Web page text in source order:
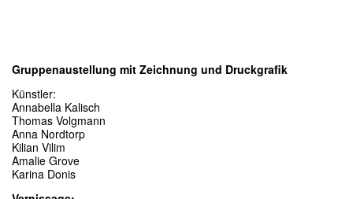
Gruppenaustellung mit Zeichnung und Druckgrafik
Künstler:
Annabella Kalisch
Thomas Volgmann
Anna Nordtorp
Kilian Vilim
Amalie Grove
Karina Donis